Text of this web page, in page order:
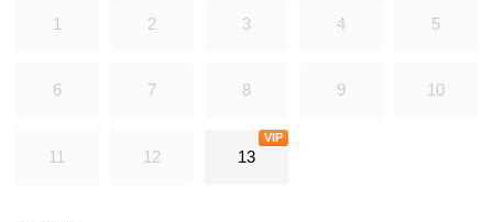
缠的爱情故事。最后，邀月逼花无缺与小鱼儿作生死决斗，小鱼儿凭借机
1 2 3 4 5
6 7 8 9 10
11 12 13
VIP